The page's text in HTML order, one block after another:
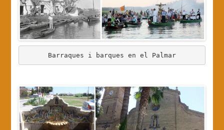
Barraques i barques en el Palmar